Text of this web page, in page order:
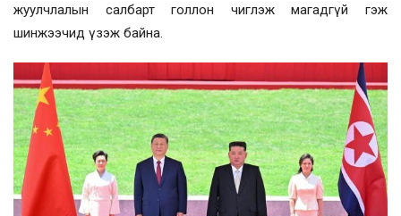
жуулчлалын салбарт голлон чиглэж магадгүй гэж
шинжээчид үзэж байна.